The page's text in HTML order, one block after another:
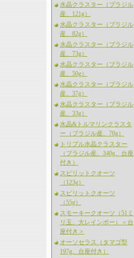
水晶クラスター（ブラジル
産、121g）
水晶クラスター（ブラジル
産、82g）
水晶クラスター（ブラジル
産、73g）
水晶クラスター（ブラジル
産、50g）
水晶クラスター（ブラジル
産、37g）
水晶クラスター（ブラジル
産、33g）
水晶&トルマリンクラスタ
ー（ブラジル産、70g）
トリプル水晶クラスター
（ブラジル産、340g、台座
付き）
スピリットクオーツ
（123g）
スピリットクオーツ
（55g）
スモーキークオーツ（51ミ
リ玉、大レインボー）＜台
座付き＞
オーソセラス（タマゴ型
197g、台座付き）